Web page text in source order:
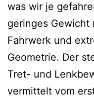
was wir je
geringes Gewicht
Fahrwerk und
Geometrie. Der
Tret- und
vermittelt vom